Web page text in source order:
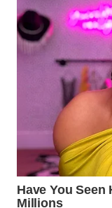
WN
SEMARANG
WN
BOROBUDUR
WN
MADURA